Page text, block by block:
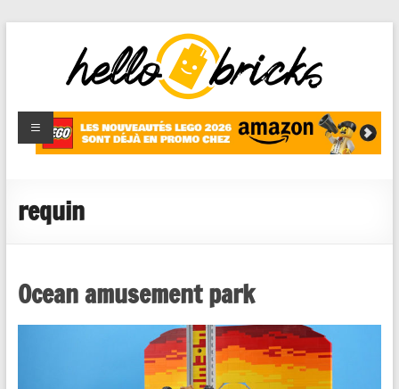
HelloBricks
Blog LEGO,
nouveaut�s
reviews
requin
Ocean amusement park